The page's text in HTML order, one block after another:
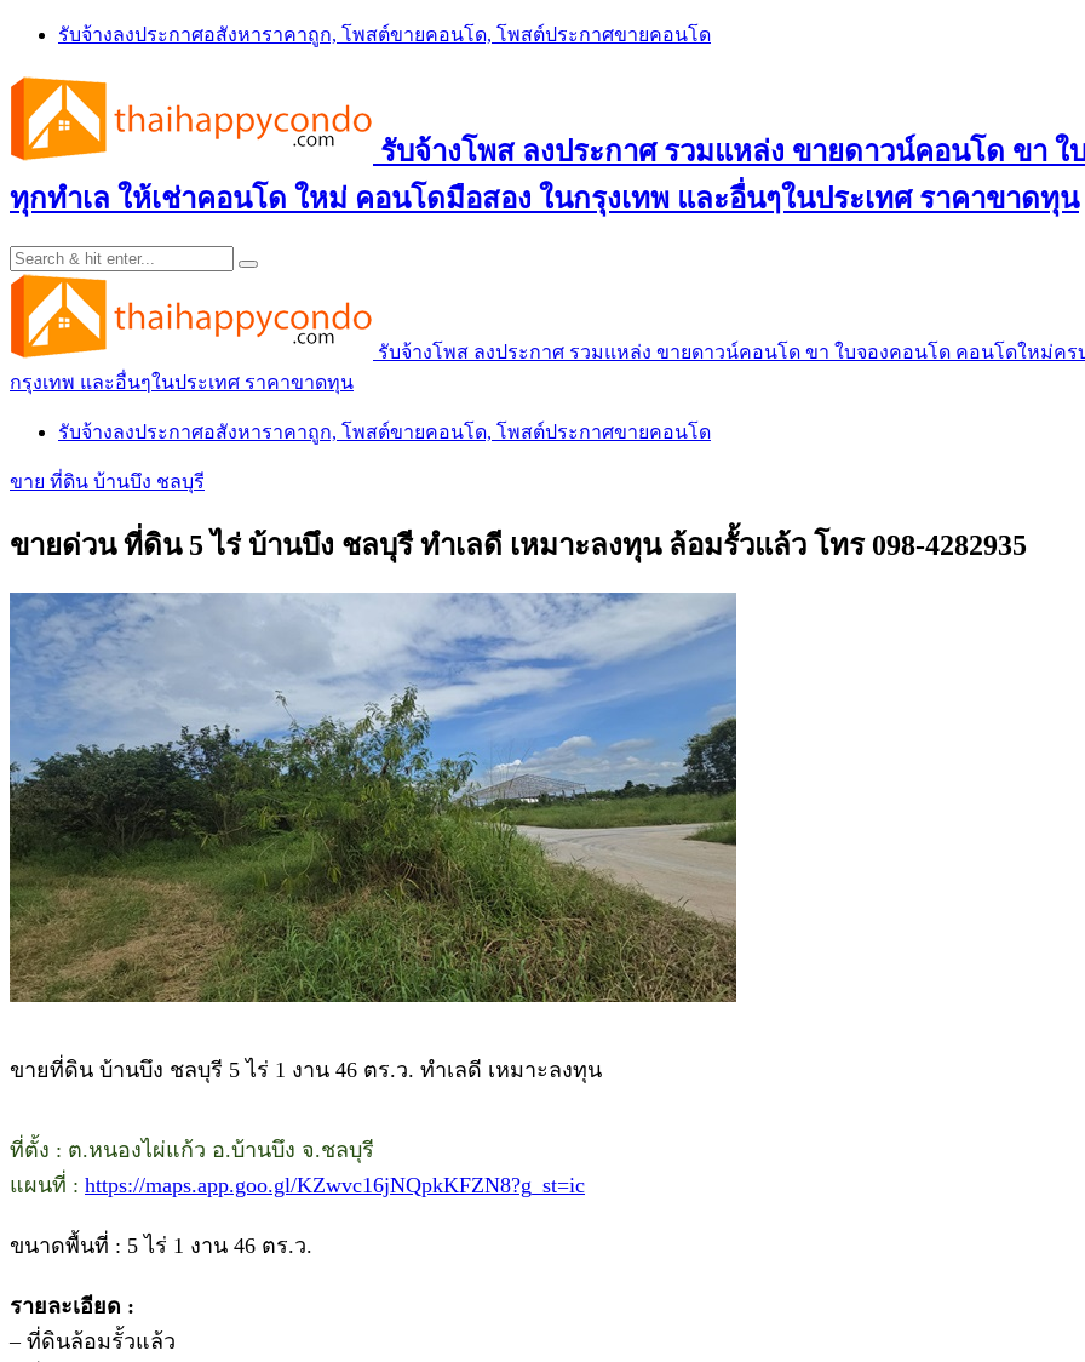
Skip
content
รับจ้างลงประกาศอสังหาราคาถูก, โพสต์ขายคอนโด, โพสต์ประกาศขายคอนโด
รับจ้างโพส ลงประกาศ รวมแหล่ง ขายดาวน์คอนโด ขา
ทุกทำเล ให้เช่าคอนโด ใหม่ คอนโดมือสอง ในกรุงเทพ และอื่นๆในประเทศ ราคาขาดทุน
รับจ้างโพส ลงประกาศ รวมแหล่ง ขายดาวน์คอนโด ขา ใบจองคอนโด คอนโดใหม่ค
กรุงเทพ และอื่นๆในประเทศ ราคาขาดทุน
รับจ้างลงประกาศอสังหาราคาถูก, โพสต์ขายคอนโด, โพสต์ประกาศขายคอนโด
ขาย ที่ดิน บ้านบึง ชลบุรี
ขายด่วน ที่ดิน 5 ไร่ บ้านบึง ชลบุรี ทำเลดี เหมาะลงทุน ล้อมรั้วแล้ว โทร 098-4282935
ขายที่ดิน บ้านบึง ชลบุรี 5 ไร่ 1 งาน 46 ตร.ว. ทำเลดี เหมาะลงทุน
ที่ตั้ง : ต.หนองไผ่แก้ว อ.บ้านบึง จ.ชลบุรี
แผนที่ : https://maps.app.goo.gl/KZwvc16jNQpkKFZN8?g_st=ic
ขนาดพื้นที่ : 5 ไร่ 1 งาน 46 ตร.ว.
รายละเอียด :
– ที่ดินล้อมรั้วแล้ว